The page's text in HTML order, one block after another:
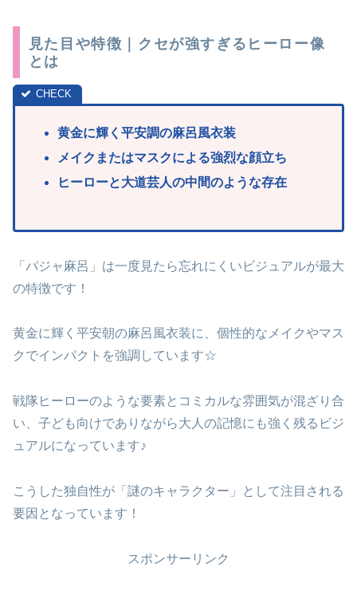
見た目や特徴｜クセが強すぎるヒーロー像
とは
黄金に輝く平安調の麻呂風衣装
メイクまたはマスクによる強烈な顔立ち
ヒーローと大道芸人の中間のような存在
「パジャ麻呂」は一度見たら忘れにくいビジュアルが最大
の特徴です！
黄金に輝く平安朝の麻呂風衣装に、個性的なメイクやマス
クでインパクトを強調しています☆
戦隊ヒーローのような要素とコミカルな雰囲気が混ざり合
い、子ども向けでありながら大人の記憶にも強く残るビジ
ュアルになっています♪
こうした独自性が「謎のキャラクター」として注目される
要因となっています！
スポンサーリンク